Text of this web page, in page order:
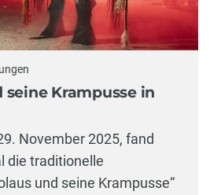
seine Krampusse in
November 2025, fand
die traditionelle
und seine Krampusse“